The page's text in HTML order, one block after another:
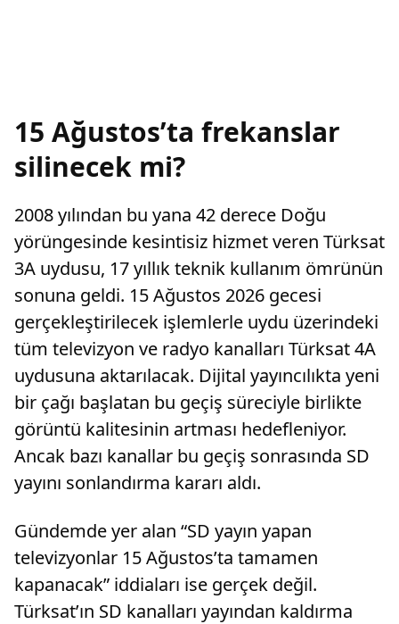
15 Ağustos’ta frekanslar
silinecek mi?
2008 yılından bu yana 42 derece Doğu
yörüngesinde kesintisiz hizmet veren Türksat
3A uydusu, 17 yıllık teknik kullanım ömrünün
sonuna geldi. 15 Ağustos 2026 gecesi
gerçekleştirilecek işlemlerle uydu üzerindeki
tüm televizyon ve radyo kanalları Türksat 4A
uydusuna aktarılacak. Dijital yayıncılıkta yeni
bir çağı başlatan bu geçiş süreciyle birlikte
görüntü kalitesinin artması hedefleniyor.
Ancak bazı kanallar bu geçiş sonrasında SD
yayını sonlandırma kararı aldı.
Gündemde yer alan “SD yayın yapan
televizyonlar 15 Ağustos’ta tamamen
kapanacak” iddiaları ise gerçek değil.
Türksat’ın SD kanalları yayından kaldırma